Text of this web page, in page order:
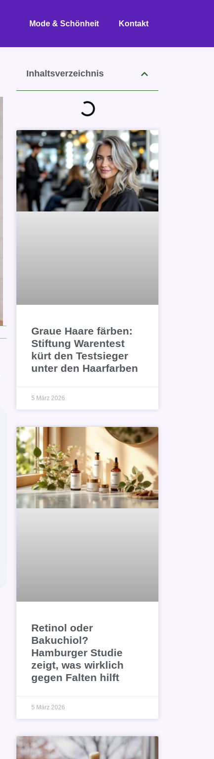
Mode & Schönheit Kontakt
Inhaltsverzeichnis
Graue Haare färben:
Stiftung Warentest
kürt den Testsieger
unter den Haarfarben
5 März 2026
Retinol oder
Bakuchiol?
Hamburger Studie
zeigt, was wirklich
gegen Falten hilft
5 März 2026